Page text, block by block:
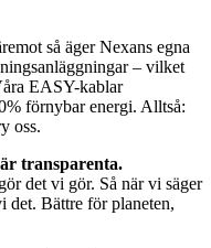
så äger Nexans egna
– vilket
EASY-kablar
förnybar energi. Alltså:
oss.
transparenta.
det vi gör. Så när vi säger
det. Bättre för planeten,